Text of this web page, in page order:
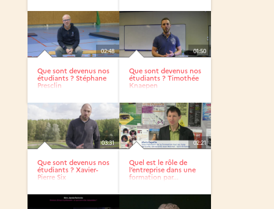
02:48
Que sont devenus nos
étudiants ? Stéphane
Presclin
01:50
Que sont devenus nos
étudiants ? Timothée
Knaepen
03:31
Que sont devenus nos
étudiants ? Xavier-
Pierre Six
02:21
Quel est le rôle de
l’entreprise dans une
formation par...